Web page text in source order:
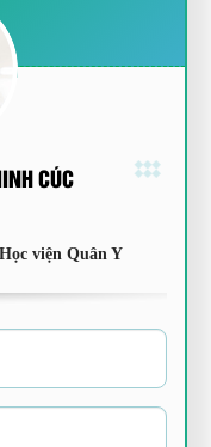
CÚC
viện Quân Y